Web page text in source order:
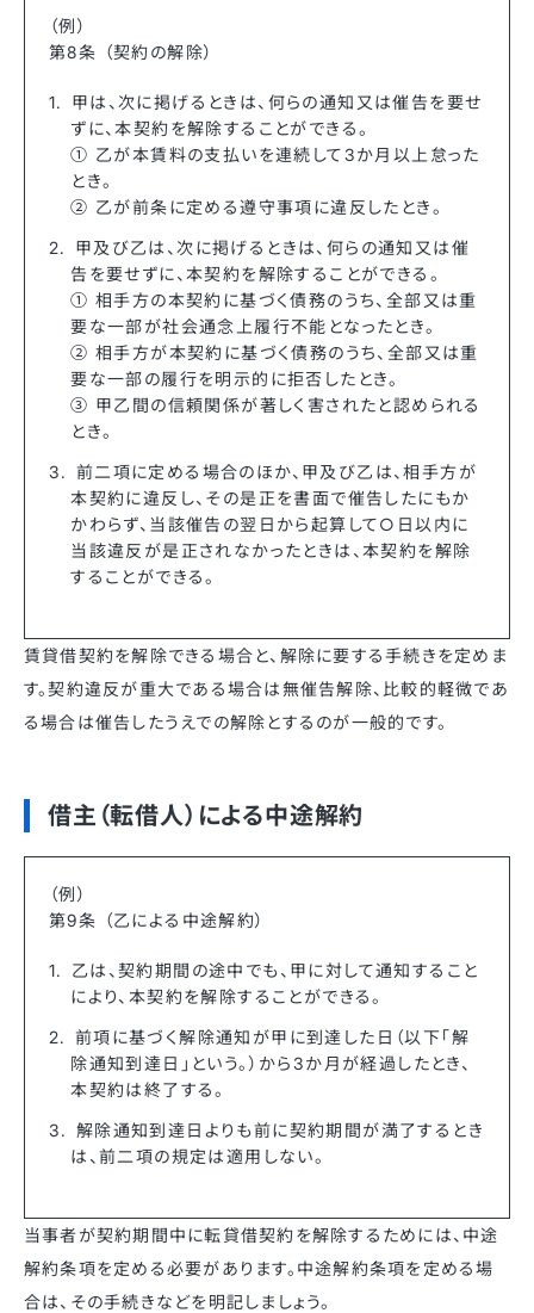
（例）
第8条 （契約の解除）
甲は、次に掲げるときは、何らの通知又は催告を要せ
ずに、本契約を解除することができる。
① 乙が本賃料の支払いを連続して3か月以上怠った
とき。
② 乙が前条に定める遵守事項に違反したとき。
甲及び乙は、次に掲げるときは、何らの通知又は催
告を要せずに、本契約を解除することができる。
① 相手方の本契約に基づく債務のうち、全部又は重
要な一部が社会通念上履行不能となったとき。
② 相手方が本契約に基づく債務のうち、全部又は重
要な一部の履行を明示的に拒否したとき。
③ 甲乙間の信頼関係が著しく害されたと認められる
とき。
前二項に定める場合のほか、甲及び乙は、相手方が
本契約に違反し、その是正を書面で催告したにもか
かわらず、当該催告の翌日から起算して○日以内に
当該違反が是正されなかったときは、本契約を解除
することができる。
賃貸借契約を解除できる場合と、解除に要する手続きを定めま
す。契約違反が重大である場合は無催告解除、比較的軽微であ
る場合は催告したうえでの解除とするのが一般的です。
借主（転借人）による中途解約
（例）
第9条 （乙による中途解約）
乙は、契約期間の途中でも、甲に対して通知すること
により、本契約を解除することができる。
前項に基づく解除通知が甲に到達した日（以下「解
除通知到達日」という。）から3か月が経過したとき、
本契約は終了する。
解除通知到達日よりも前に契約期間が満了するとき
は、前二項の規定は適用しない。
当事者が契約期間中に転貸借契約を解除するためには、中途
解約条項を定める必要があります。中途解約条項を定める場
合は、その手続きなどを明記しましょう。